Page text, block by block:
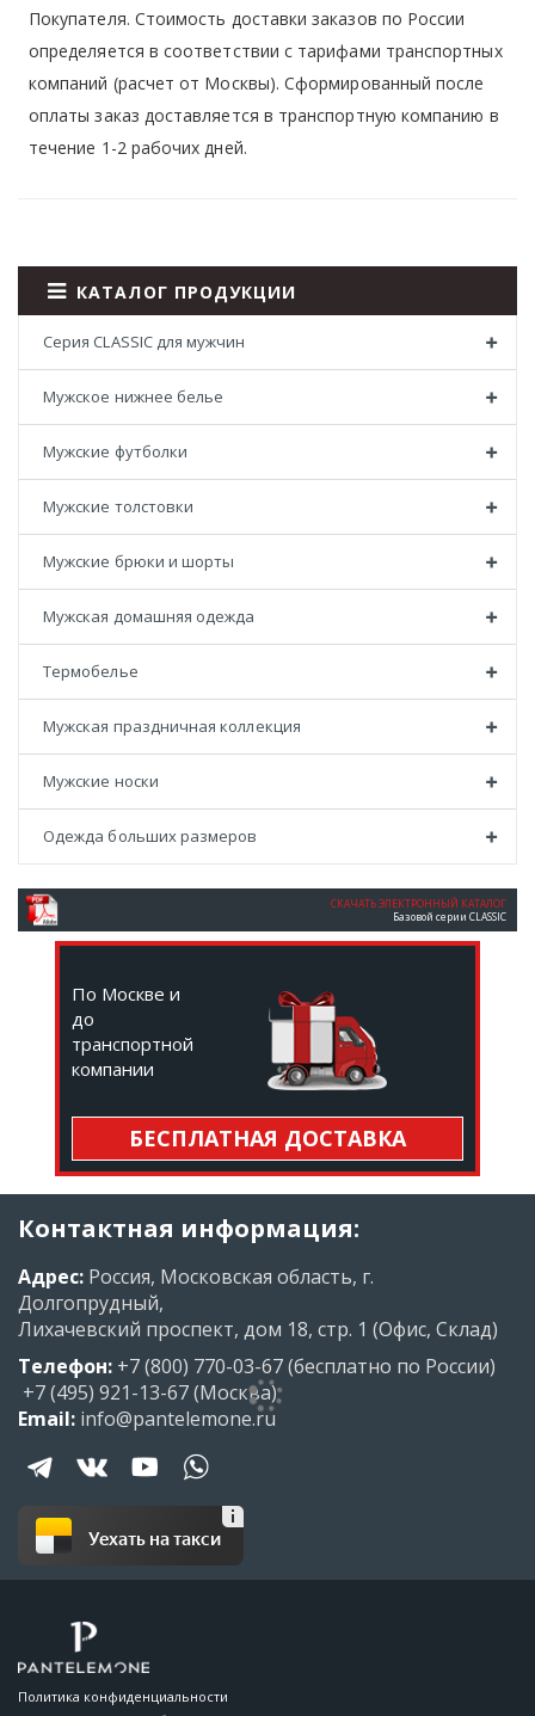
Покупателя. Стоимость доставки заказов по России
определяется в соответствии с тарифами транспортных
компаний (расчет от Москвы). Сформированный после
оплаты заказ доставляется в транспортную компанию в
течение 1-2 рабочих дней.
КАТАЛОГ ПРОДУКЦИИ
Серия CLASSIC для мужчин
Мужское нижнее белье
Мужские футболки
Мужские толстовки
Мужские брюки и шорты
Мужская домашняя одежда
Термобелье
Мужская праздничная коллекция
Мужские носки
Одежда больших размеров
СКАЧАТЬ ЭЛЕКТРОННЫЙ КАТАЛОГ
Базовой серии CLASSIC
По Москве и
до
транспортной
компании
БЕСПЛАТНАЯ ДОСТАВКА
Контактная информация:
Адрес: Россия, Московская область, г.
Долгопрудный,
Лихачевский проспект, дом 18, стр. 1 (Офис, Склад)
Телефон: +7 (800) 770-03-67(бесплатно по России)
+7 (495) 921-13-67(Москва)
Email: info@pantelemone.ru
Уехать на такси
Политика конфиденциальности